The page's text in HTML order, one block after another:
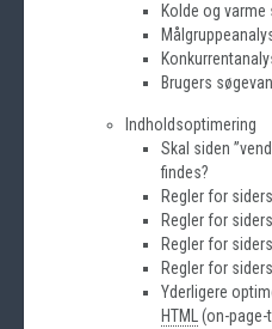
Kolde og varme
Brugers
Indholdsoptimering
Skal siden
findes?
Regler for
Regler for
Regler for
Regler for
Yderligere
HTML
(on-page-